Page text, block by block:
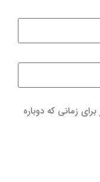
زمانی که دوباره